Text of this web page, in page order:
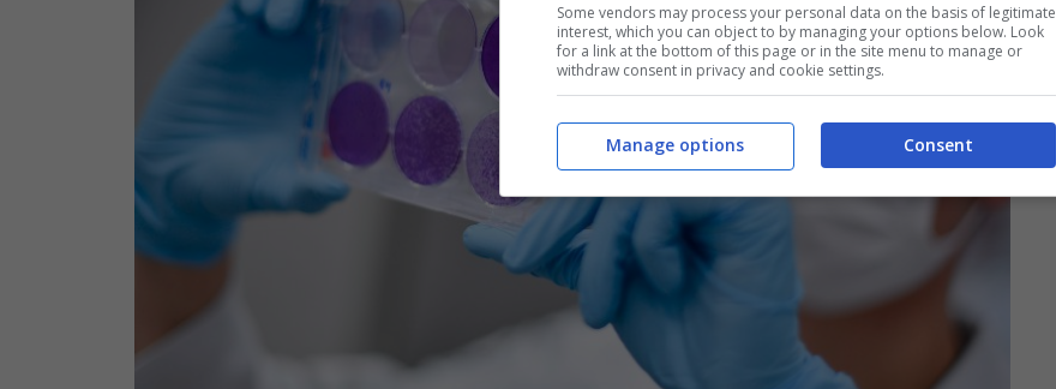
Some vendors may process your personal data on the basis of legitimate
interest, which you can object to by managing your options below. Look
for a link at the bottom of this page or in the site menu to manage or
withdraw consent in privacy and cookie settings.
Consent
Manage options